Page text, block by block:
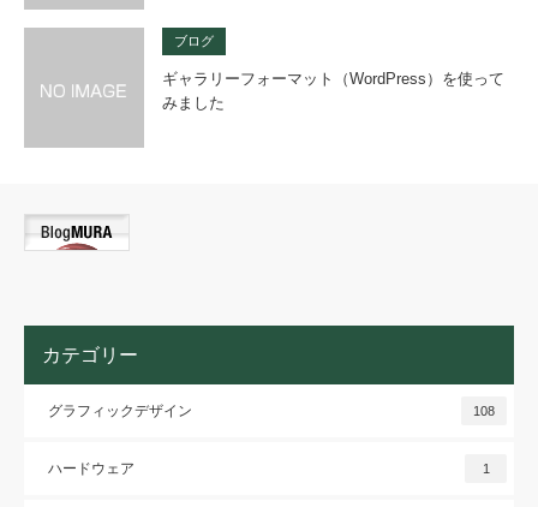
ブログ
ギャラリーフォーマット（WordPress）を使って
みました
カテゴリー
グラフィックデザイン 108
ハードウェア 1